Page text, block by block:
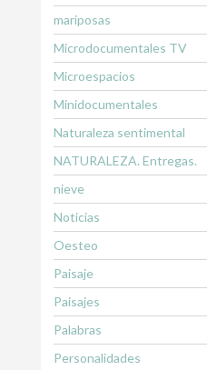
mariposas
Microdocumentales TV
Microespacios
Minidocumentales
Naturaleza sentimental
NATURALEZA. Entregas.
nieve
Noticias
Oesteo
Paisaje
Paisajes
Palabras
Personalidades